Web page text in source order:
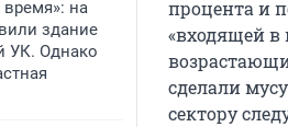
на
здание
УК. Однако
процента и
«входящей
сделали
сектору